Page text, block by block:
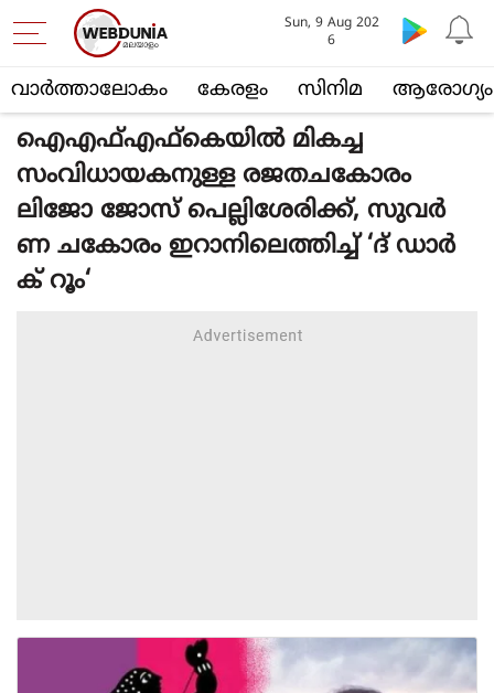
വാര്‍ത്താലോകം കേരളം സിനിമ ആരോഗ്യം
Sun, 9 Aug 202
6
ഐഎഫ്എഫ്കെയിൽ മികച്ച
സംവിധായകനുള്ള രജതചകോരം
ലിജോ ജോസ് പെല്ലിശേരിക്ക്, സുവർ
ണ ചകോരം ഇറാനിലെത്തിച്ച് ‘ദ് ഡാർ
ക് റൂം‘